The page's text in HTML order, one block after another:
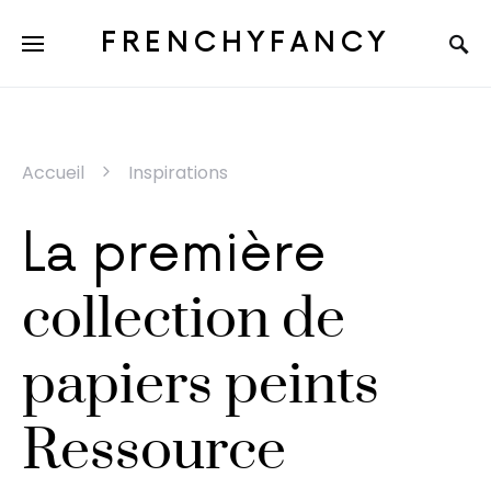
FRENCHYFANCY
Accueil Inspirations
La première
collection de
papiers peints
Ressource